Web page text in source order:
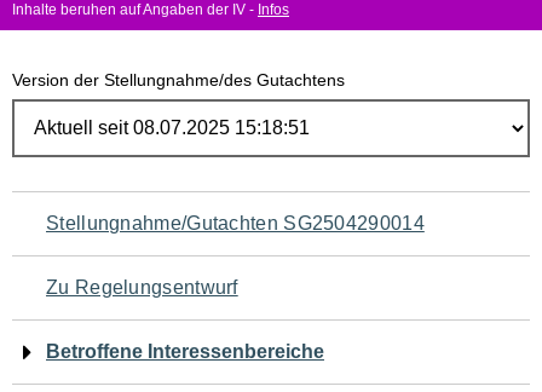
Inhalte beruhen auf Angaben der IV - Infos
Version der Stellungnahme/des Gutachtens
Navigation
für
den
Seiteninhalt
Stellungnahme/Gutachten SG2504290014
Zu Regelungsentwurf
Betroffene Interessenbereiche